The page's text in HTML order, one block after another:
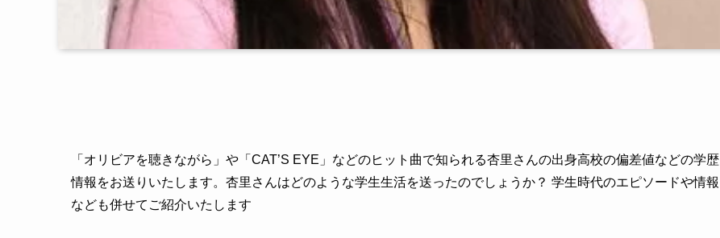
「オリビアを聴きながら」や「CAT’S EYE」などのヒット曲で知られる杏里さんの出身高校の偏差値などの学歴
情報をお送りいたします。杏里さんはどのような学生生活を送ったのでしょうか？ 学生時代のエピソードや情報
なども併せてご紹介いたします